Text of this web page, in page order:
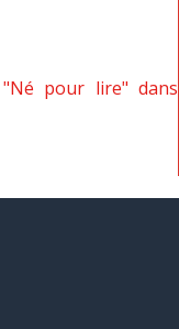
pour lire" dans